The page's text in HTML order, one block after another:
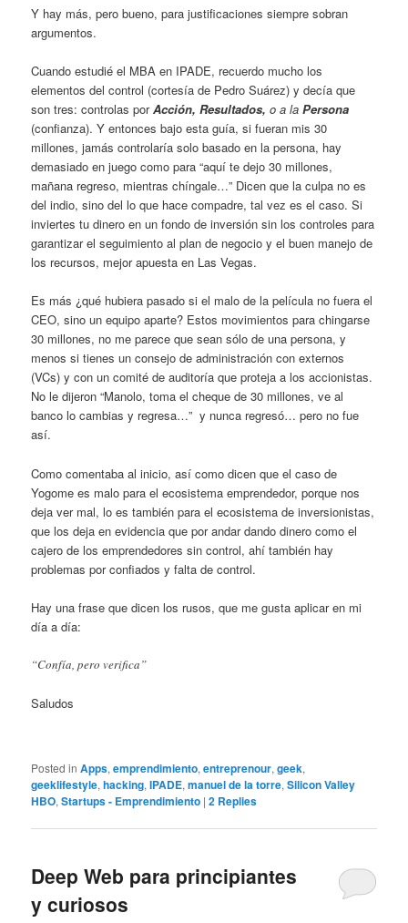
Y hay más, pero bueno, para justificaciones siempre sobran
argumentos.
Cuando estudié el MBA en IPADE, recuerdo mucho los
elementos del control (cortesía de Pedro Suárez) y decía que
son tres: controlas porAcción, Resultados,o a la Persona
(confianza). Y entonces bajo esta guía, si fueran mis 30
millones, jamás controlaría solo basado en la persona, hay
demasiado en juego como para “aquí te dejo 30 millones,
mañana regreso, mientras chíngale…” Dicen que la culpa no es
del indio, sino del lo que hace compadre, tal vez es el caso. Si
inviertes tu dinero en un fondo de inversión sin los controles para
garantizar el seguimiento al plan de negocio y el buen manejo de
los recursos, mejor apuesta en Las Vegas.
Es más ¿qué hubiera pasado si el malo de la película no fuera el
CEO, sino un equipo aparte? Estos movimientos para chingarse
30 millones, no me parece que sean sólo de una persona, y
menos si tienes un consejo de administración con externos
(VCs) y con un comité de auditoría que proteja a los accionistas.
No le dijeron “Manolo, toma el cheque de 30 millones, ve al
banco lo cambias y regresa…” y nunca regresó… pero no fue
así.
Como comentaba al inicio, así como dicen que el caso de
Yogome es malo para el ecosistema emprendedor, porque nos
deja ver mal, lo es también para el ecosistema de inversionistas,
que los deja en evidencia que por andar dando dinero como el
cajero de los emprendedores sin control, ahí también hay
problemas por confiados y falta de control.
Hay una frase que dicen los rusos, que me gusta aplicar en mi
día a día:
“Confía, pero verifica”
Saludos
Posted in Apps,emprendimiento,entreprenour,geek,
geeklifestyle,hacking,IPADE,manuel de la torre,Silicon Valley
HBO,Startups - Emprendimiento |2 Replies
Deep Web para principiantes
y curiosos